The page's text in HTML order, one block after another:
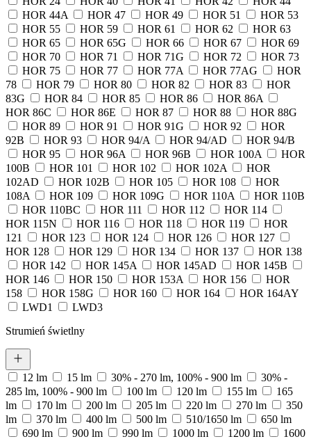
HOR 44A
HOR 47 HOR 49 HOR 51
HOR 53
HOR 55
HOR 59 HOR 61 HOR 62
HOR 63
HOR 65
HOR 65G HOR 66 HOR 67
HOR 69
HOR 70
HOR 71 HOR 71G HOR 72
HOR 73
HOR 75
HOR 77 HOR 77A HOR 77AG
HOR
78
HOR 79 HOR 80 HOR 82 HOR 83
HOR
83G
HOR 84 HOR 85 HOR 86
HOR 86A
HOR 86C
HOR 86E HOR 87 HOR 88
HOR 88G
HOR 89
HOR 91 HOR 91G HOR 92
HOR
92B
HOR 93 HOR 94/A HOR 94/AD
HOR 94/B
HOR 95
HOR 96A HOR 96B HOR 100A
HOR
100B
HOR 101 HOR 102 HOR 102A
HOR
102AD
HOR 102B HOR 105 HOR 108
HOR
108A
HOR 109 HOR 109G HOR 110A
HOR 110B
HOR 110BC
HOR 111 HOR 112
HOR 114
HOR 115N
HOR 116 HOR 118 HOR 119
HOR
121
HOR 123 HOR 124 HOR 126
HOR 127
HOR 128
HOR 129 HOR 134 HOR 137
HOR 138
HOR 142
HOR 145A HOR 145AD
HOR 145B
HOR 146
HOR 150 HOR 153A HOR 156
HOR
158
HOR 158G HOR 160 HOR 164
HOR 164AY
LWD1
LWD3
Strumień świetlny
12 lm 15 lm 30% - 270 lm, 100% - 900 lm
30% -
285 lm, 100% - 900 lm
100 lm 120 lm 155 lm
165
lm
170 lm 200 lm 205 lm 220 lm 270 lm
350
lm
370 lm 400 lm 500 lm 510/1650 lm
650 lm
690 lm
900 lm 990 lm 1000 lm 1200 lm
1600